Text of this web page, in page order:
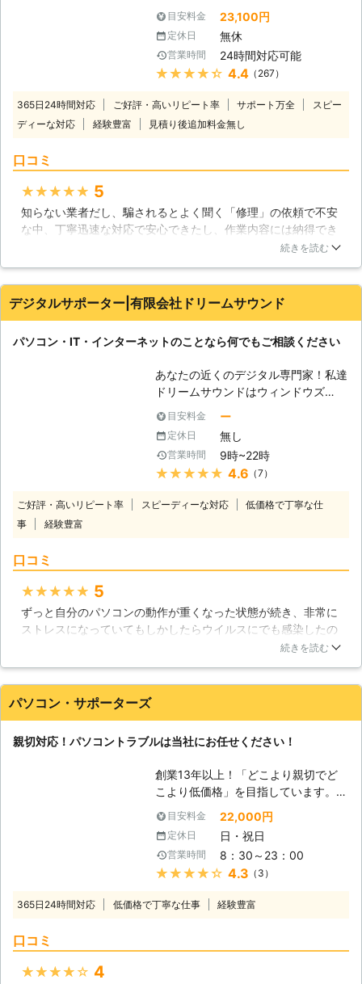
ムネット。高品質のサービスが選ばれ
て年間10万件以上のサポート実績が
あります。「起動しない」、「インタ
ーネットが繋がらない」、「ウイルス
に感染した」、「データを誤って削除
を最短即日で駆けつけて、その場で解
決。メーカー・年式問わず、すべての
能です。365日年中無休で、土日祝も
対応！！お気軽にお問い合わせくださ
せる時にちょっとぶつけてしまっただ
けでも故障してしまうことがあり、扱
に清掃を行わないと、埃などが原因で
してしまうこともあるでしょう。しか
し、パソコンに詳しく無い方では、掃
除すら大変でしょうし、誤って部品に
傷を付けてしまえば壊れてしまう恐れ
もあります。また、ノートパソコンは
掃除すること事態が困難な作りとなっ
ておりますので、問題の対処が難しい
でしょう。もし、パソコンの不具合で
目安料金 23,100円
定休日 無休
営業時間 24時間対応可能
★★★★★ 4.4（267）
365日24時間対応 ご好評・高いリピート率 サポート万全
スピー
ディーな対応
経験豊富 見積り後追加料金無し
口コミ
★★★★★ 5
知らない業者だし、騙されるとよく聞く「修理」の依頼で不安
な中、丁寧迅速な対応で安心できたし、作業内容には納得でき
ています。金額はやや高めだなぁ…と思いましたが、問題は解
岡山県 岡山市北区 2026年07月31日
続きを読む
デジタルサポーター|有限会社ドリームサウンド
パソコン・IT・インターネットのことなら何でもご相談ください
あなたの近くのデジタル専門家！私達
ドリームサウンドはウィンドウズ
（Windows)に強い！マック（Mac)に
強い！パソコンに関連するトラブルを
素早く確実に解決いたします。当社ド
リームサウンドはパソコン・ITサポー
ト・修理サービスです。パソコン、ス
きない、故障した、データが消えてし
即日・翌日も対応！緊急トラブル大歓
迎です、お任せください。 【愛され
てここまでこれました】 近年パソコ
手伝ってか、おかげさまでサポート実
愛された事で、これだけの実績を積む
ことが出来たと考えております。ま
た、当社はデータ復旧についても高い
技術力を持つスタッフが在籍しており
ますので、パソコントラブルに広範に
対応可能です。確かな技術力と対応力
でで期待にお応えいたします。
目安料金 ー
定休日 無し
営業時間 9時~22時
★★★★★ 4.6 （7）
ご好評・高いリピート率 スピーディーな対応
低価格で丁寧な仕
事
経験豊富
口コミ
★★★★★ 5
ずっと自分のパソコンの動作が重くなった状態が続き、非常に
ストレスになっていてもしかしたらウイルスにでも感染したの
では？と思い、思いきって修理に出してみました。非常に丁寧
足しています。また何かトラブルがあった時はお願いします
ね。ありがとうございました。
静岡県 沼津市 2016年11月30日
続きを読む
パソコン・サポーターズ
親切対応！パソコントラブルは当社にお任せください！
創業13年以上！「どこより親切でど
こより低価格」を目指しています。高
いリピート率がお客様満足を実証！パ
ソコン修理・データ復旧・各種トラブ
ルなど、パソコンサポートのことなら
「パソコンサポーターズ」におまかせ
下さい！大阪を拠点に大阪・奈良全域
ルはお任せください】 「パソコン・
目安料金 22,000円
定休日 日・祝日
営業時間 8：30～23：00
★★★★★ 4.3 （3）
365日24時間対応 低価格で丁寧な仕事 経験豊富
口コミ
★★★★★ 4